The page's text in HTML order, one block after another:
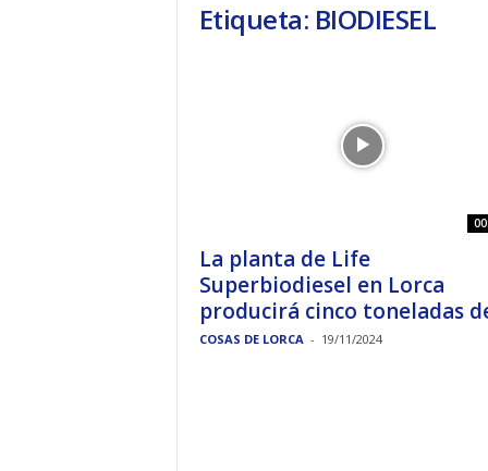
Etiqueta: BIODIESEL
La planta de Life
Superbiodiesel en Lorca
producirá cinco toneladas
COSAS DE LORCA - 19/11/2024